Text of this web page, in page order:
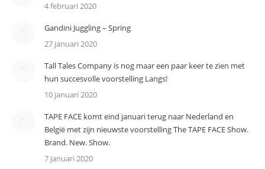
4 februari 2020
Gandini Juggling – Spring
27 januari 2020
Tall Tales Company is nog maar een paar keer te zien met
hun succesvolle voorstelling Langs!
10 januari 2020
TAPE FACE komt eind januari terug naar Nederland en
België met zijn nieuwste voorstelling The TAPE FACE Show.
Brand. New. Show.
7 januari 2020